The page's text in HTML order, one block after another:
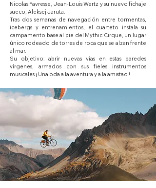
Nicolas Favresse, Jean-Louis Wertz y su nuevo fichaje
sueco, Aleksej Jaruta.
Tras dos semanas de navegación entre tormentas,
icebergs y entrenamientos, el cuarteto instala su
campamento base al pie del Mythic Cirque, un lugar
único rodeado de torres de roca que se alzan frente
al mar.
Su objetivo: abrir nuevas vías en estas paredes
vírgenes, armados con sus fieles instrumentos
musicales ¡ Una oda a la aventura y a la amistad !